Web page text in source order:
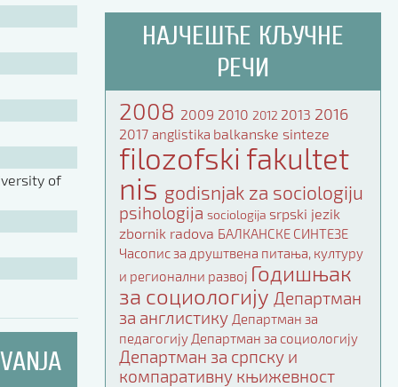
of
НАЈЧЕШЋЕ КЉУЧНЕ
РЕЧИ
2008 2009 2010 2012 2013 2016
2017 anglistika balkanske sinteze
filozofski fakultet
nis godisnjak za sociologiju
psihologija sociologija srpski jezik
zbornik radova БАЛКАНСКЕ СИНТЕЗЕ
Часопис за друштвена питања, културу
и регионални развој Годишњак
за социологију Департман
за англистику Департман за
педагогију Департман за социологију
Департман за српску и
компаративну књижевност